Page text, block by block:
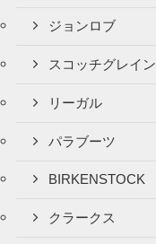
ジョンロブ
スコッチグレイン
リーガル
パラブーツ
BIRKENSTOCK
クラークス